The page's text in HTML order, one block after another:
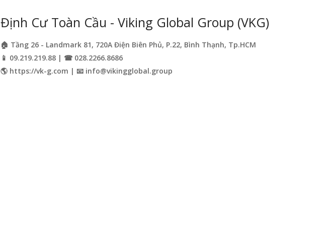
Định Cư Toàn Cầu - Viking Global Group (VKG)
🏠 Tầng 26 - Landmark 81, 720A Điện Biên Phủ, P.22, Bình Thạnh, Tp.HCM
📱 09.219.219.88 | ☎ 028.2266.8686
🌎 https://vk-g.com | 📧 info@vikingglobal.group